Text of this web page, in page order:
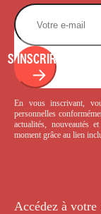
S'INSCRIRE
En vous inscrivant,
personnelles
actualités, nouveautés
moment grâce au lien
Accédez à votre